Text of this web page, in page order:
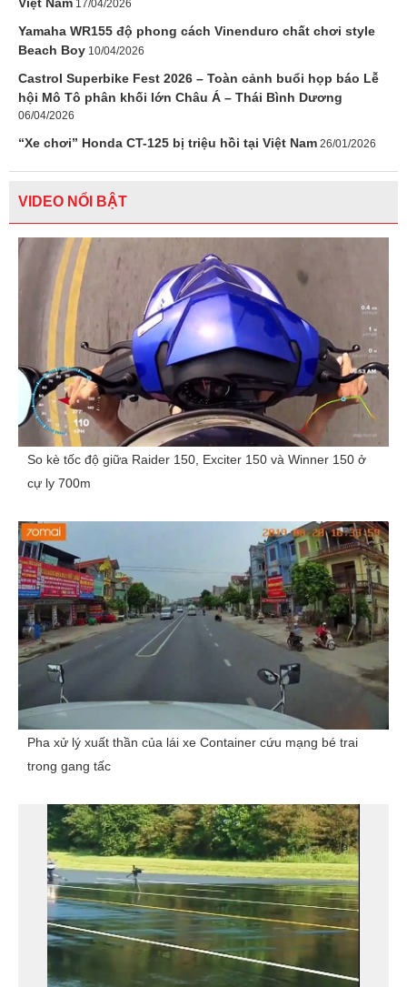
17/04/2026
Yamaha WR155 độ phong cách Vinenduro chất chơi style
Beach Boy 10/04/2026
Castrol Superbike Fest 2026 – Toàn cảnh buổi họp báo Lễ
hội Mô Tô phân khối lớn Châu Á – Thái Bình Dương
06/04/2026
“Xe chơi” Honda CT-125 bị triệu hồi tại Việt Nam 26/01/2026
VIDEO NỔI BẬT
So kè tốc độ giữa Raider 150, Exciter 150 và Winner 150 ở
cự ly 700m
Pha xử lý xuất thần của lái xe Container cứu mạng bé trai
trong gang tấc